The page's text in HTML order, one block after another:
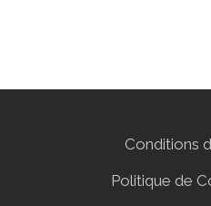
Conditions
Politique de